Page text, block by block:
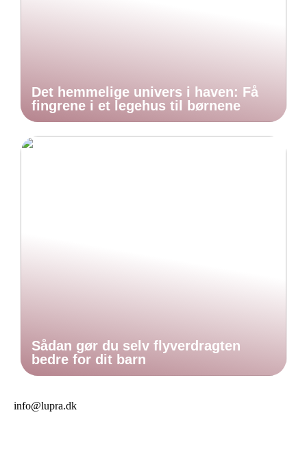
Det hemmelige univers i haven: Få
fingrene i et legehus til børnene
Sådan gør du selv flyverdragten
bedre for dit barn
info@lupra.dk